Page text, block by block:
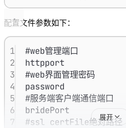
配置文件参数如下：
1
#web管理端口
2
httpport
3
#web界面管理密码
4
password
5
#服务端客户端通信端口
6
bridePort
7
#ssl certFile绝对路径
展开